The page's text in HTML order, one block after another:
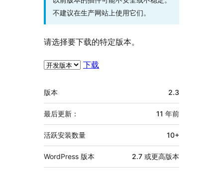
不建议在生产网站上使用它们。
请选择要下载的特定版本。
下载
额
外
信
息
版本 2.3
最后更新： 11 年前
活跃安装数量 10+
WordPress 版本 2.7 或更高版本